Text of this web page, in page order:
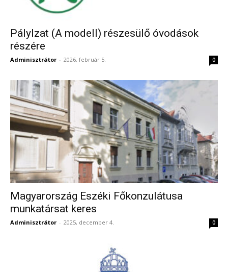
Pálylzat (A modell) részesülő óvodások
részére
Adminisztrátor - 2026, február 5. 0
Magyarország Eszéki Főkonzulátusa
munkatársat keres
Adminisztrátor - 2025, december 4. 0